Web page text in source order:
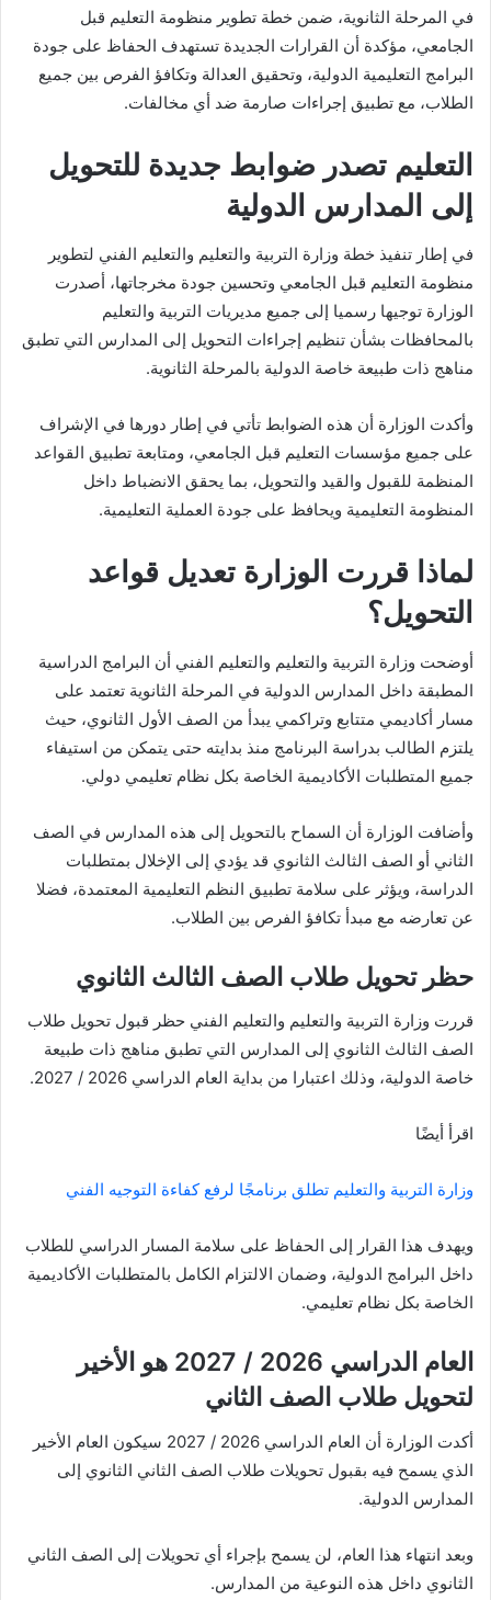
في المرحلة الثانوية، ضمن خطة تطوير منظومة التعليم قبل
الجامعي، مؤكدة أن القرارات الجديدة تستهدف الحفاظ على جودة
البرامج التعليمية الدولية، وتحقيق العدالة وتكافؤ الفرص بين جميع
الطلاب، مع تطبيق إجراءات صارمة ضد أي مخالفات.
التعليم تصدر ضوابط جديدة للتحويل
إلى المدارس الدولية
في إطار تنفيذ خطة وزارة التربية والتعليم والتعليم الفني لتطوير
منظومة التعليم قبل الجامعي وتحسين جودة مخرجاتها، أصدرت
الوزارة توجيها رسميا إلى جميع مديريات التربية والتعليم
بالمحافظات بشأن تنظيم إجراءات التحويل إلى المدارس التي تطبق
مناهج ذات طبيعة خاصة الدولية بالمرحلة الثانوية.
وأكدت الوزارة أن هذه الضوابط تأتي في إطار دورها في الإشراف
على جميع مؤسسات التعليم قبل الجامعي، ومتابعة تطبيق القواعد
المنظمة للقبول والقيد والتحويل، بما يحقق الانضباط داخل
المنظومة التعليمية ويحافظ على جودة العملية التعليمية.
لماذا قررت الوزارة تعديل قواعد
التحويل؟
أوضحت وزارة التربية والتعليم والتعليم الفني أن البرامج الدراسية
المطبقة داخل المدارس الدولية في المرحلة الثانوية تعتمد على
مسار أكاديمي متتابع وتراكمي يبدأ من الصف الأول الثانوي، حيث
يلتزم الطالب بدراسة البرنامج منذ بدايته حتى يتمكن من استيفاء
جميع المتطلبات الأكاديمية الخاصة بكل نظام تعليمي دولي.
وأضافت الوزارة أن السماح بالتحويل إلى هذه المدارس في الصف
الثاني أو الصف الثالث الثانوي قد يؤدي إلى الإخلال بمتطلبات
الدراسة، ويؤثر على سلامة تطبيق النظم التعليمية المعتمدة، فضلا
عن تعارضه مع مبدأ تكافؤ الفرص بين الطلاب.
حظر تحويل طلاب الصف الثالث الثانوي
قررت وزارة التربية والتعليم والتعليم الفني حظر قبول تحويل طلاب
الصف الثالث الثانوي إلى المدارس التي تطبق مناهج ذات طبيعة
خاصة الدولية، وذلك اعتبارا من بداية العام الدراسي 2026 / 2027.
اقرأ أيضًا
وزارة التربية والتعليم تطلق برنامجًا لرفع كفاءة التوجيه الفني
ويهدف هذا القرار إلى الحفاظ على سلامة المسار الدراسي للطلاب
داخل البرامج الدولية، وضمان الالتزام الكامل بالمتطلبات الأكاديمية
الخاصة بكل نظام تعليمي.
العام الدراسي 2026 / 2027 هو الأخير
لتحويل طلاب الصف الثاني
أكدت الوزارة أن العام الدراسي 2026 / 2027 سيكون العام الأخير
الذي يسمح فيه بقبول تحويلات طلاب الصف الثاني الثانوي إلى
المدارس الدولية.
وبعد انتهاء هذا العام، لن يسمح بإجراء أي تحويلات إلى الصف الثاني
الثانوي داخل هذه النوعية من المدارس.